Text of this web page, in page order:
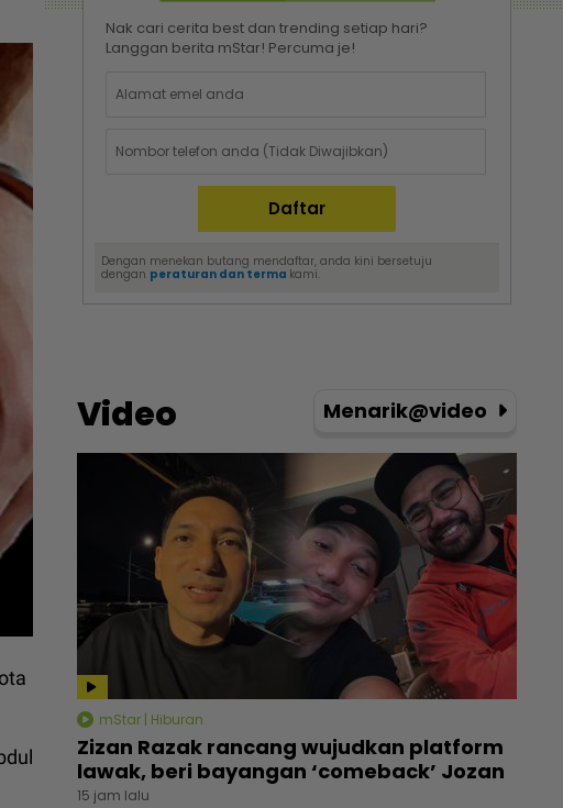
Nak cari cerita best dan trending setiap hari?
Langgan berita mStar! Percuma je!
Dengan menekan butang mendaftar, anda kini bersetuju
dengan peraturan dan terma kami.
Video Menarik@video
mStar | Hiburan
Zizan Razak rancang wujudkan platform
lawak, beri bayangan ‘comeback’ Jozan
15 jam lalu